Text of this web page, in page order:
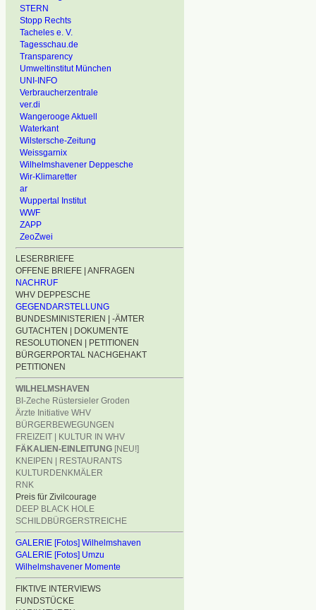
STERN
Stopp Rechts
Tacheles e. V.
Tagesschau.de
Transparency
Umweltinstitut München
UNI-INFO
Verbraucherzentrale
ver.di
Wangerooge Aktuell
Waterkant
Wilstersche-Zeitung
Weissgarnix
Wilhelmshavener Deppesche
Wir-Klimaretter
ar
Wuppertal Institut
WWF
ZAPP
ZeoZwei
LESERBRIEFE
OFFENE BRIEFE | ANFRAGEN
NACHRUF
WHV DEPPESCHE
GEGENDARSTELLUNG
BUNDESMINISTERIEN | -ÄMTER
GUTACHTEN | DOKUMENTE
RESOLUTIONEN | PETITIONEN
BÜRGERPORTAL NACHGEHAKT
PETITIONEN
WILHELMSHAVEN
BI-Zeche Rüstersieler Groden
Ärzte Initiative WHV
BÜRGERBEWEGUNGEN
FREIZEIT | KULTUR IN WHV
FÄKALIEN-EINLEITUNG [NEU!]
KNEIPEN | RESTAURANTS
KULTURDENKMÄLER
RNK
Preis für Zivilcourage
DEEP BLACK HOLE
SCHILDBÜRGERSTREICHE
GALERIE [Fotos] Wilhelmshaven
GALERIE [Fotos] Umzu
Wilhelmshavener Momente
FIKTIVE INTERVIEWS
FUNDSTÜCKE